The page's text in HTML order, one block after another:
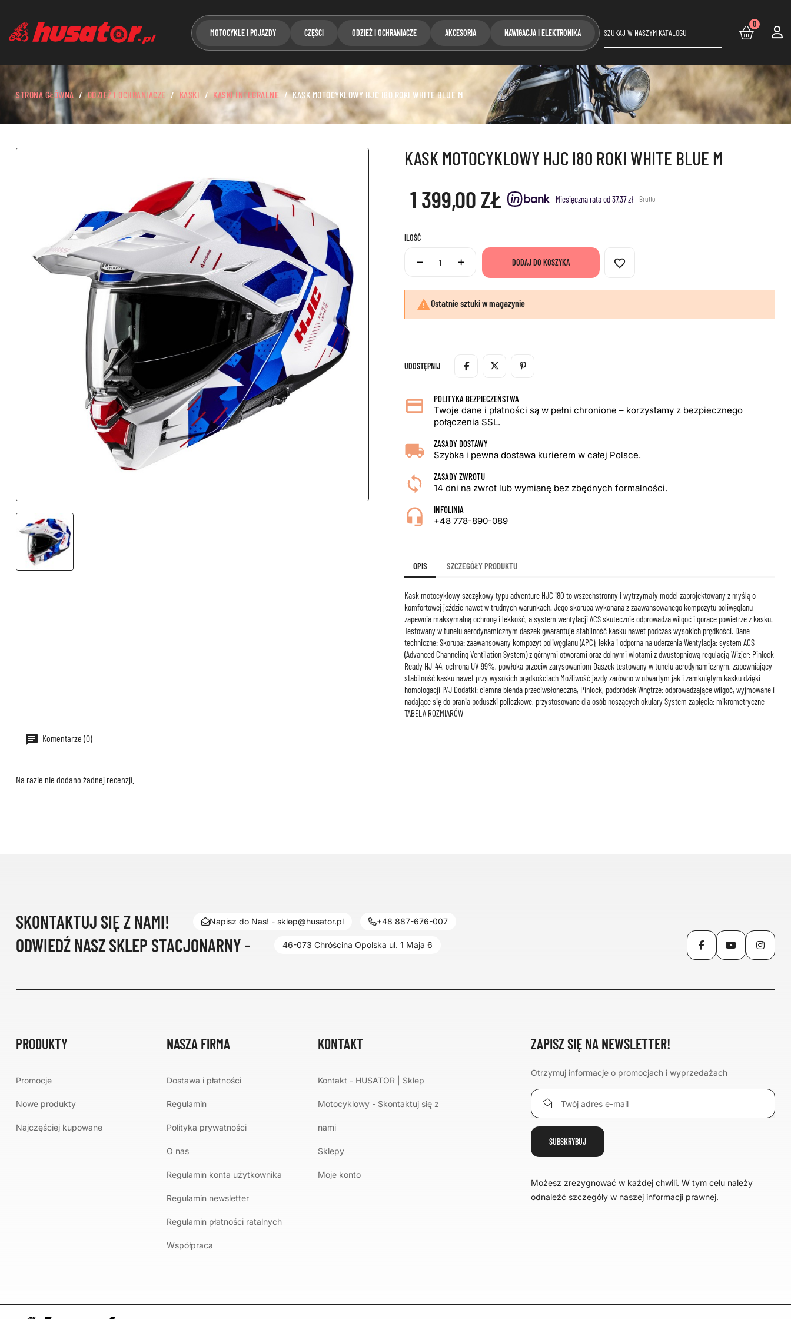
MOTOCYKLE I POJAZDY CZĘŚCI ODZIEŻ I OCHRANIACZE AKCESORIA NAWIGACJA I ELEKTRONIKA
0
STRONA GŁÓWNA ODZIEŻ I OCHRANIACZE KASKI KASKI INTEGRALNE KASK MOTOCYKLOWY HJC I80 ROKI WHITE BLUE M
KASK MOTOCYKLOWY HJC I80 ROKI WHITE BLUE M
1 399,00 ZŁ Miesięczna rata od 37.37 zł Brutto
ILOŚĆ
DODAJ DO KOSZYKA favorite_border
Ostatnie sztuki w magazynie
UDOSTĘPNIJ
POLITYKA BEZPIECZEŃSTWA
Twoje dane i płatności są w pełni chronione – korzystamy z bezpiecznego
połączenia SSL.
ZASADY DOSTAWY
Szybka i pewna dostawa kurierem w całej Polsce.
ZASADY ZWROTU
14 dni na zwrot lub wymianę bez zbędnych formalności.
INFOLINIA
+48 778-890-089
OPIS SZCZEGÓŁY PRODUKTU
Kask motocyklowy szczękowy typu adventure HJC i80 to wszechstronny i wytrzymały model zaprojektowany z myślą o
komfortowej jeździe nawet w trudnych warunkach. Jego skorupa wykonana z zaawansowanego kompozytu poliwęglanu
zapewnia maksymalną ochronę i lekkość, a system wentylacji ACS skutecznie odprowadza wilgoć i gorące powietrze z kasku.
Testowany w tunelu aerodynamicznym daszek gwarantuje stabilność kasku nawet podczas wysokich prędkości. Dane
techniczne: Skorupa: zaawansowany kompozyt poliwęglanu (APC), lekka i odporna na uderzenia Wentylacja: system ACS
(Advanced Channeling Ventilation System) z górnymi otworami oraz dolnymi wlotami z dwustopniową regulacją Wizjer: Pinlock
Ready HJ-44, ochrona UV 99%, powłoka przeciw zarysowaniom Daszek testowany w tunelu aerodynamicznym, zapewniający
stabilność kasku nawet przy wysokich prędkościach Możliwość jazdy zarówno w otwartym jak i zamkniętym kasku dzięki
homologacji P/J Dodatki: ciemna blenda przeciwsłoneczna, Pinlock, podbródek Wnętrze: odprowadzające wilgoć, wyjmowane i
nadające się do prania poduszki policzkowe, przystosowane dla osób noszących okulary System zapięcia: mikrometryczne
TABELA ROZMIARÓW
Komentarze (0)
Na razie nie dodano żadnej recenzji.
SKONTAKTUJ SIĘ Z NAMI! Napisz do Nas! - sklep@husator.pl +48 887-676-007
ODWIEDŹ NASZ SKLEP STACJONARNY - 46-073 Chróścina Opolska ul. 1 Maja 6
FacebookYouTube
PRODUKTY
Promocje
Nowe produkty
Najczęściej kupowane
NASZA FIRMA
Dostawa i płatności
Regulamin
Polityka prywatności
O nas
Regulamin konta użytkownika
Regulamin newsletter
Regulamin płatności ratalnych
Współpraca
KONTAKT
Kontakt - HUSATOR | Sklep
Motocyklowy - Skontaktuj się z
nami
Sklepy
Moje konto
ZAPISZ SIĘ NA NEWSLETTER!
Otrzymuj informacje o promocjach i wyprzedażach
Możesz zrezygnować w każdej chwili. W tym celu należy
odnaleźć szczegóły w naszej informacji prawnej.